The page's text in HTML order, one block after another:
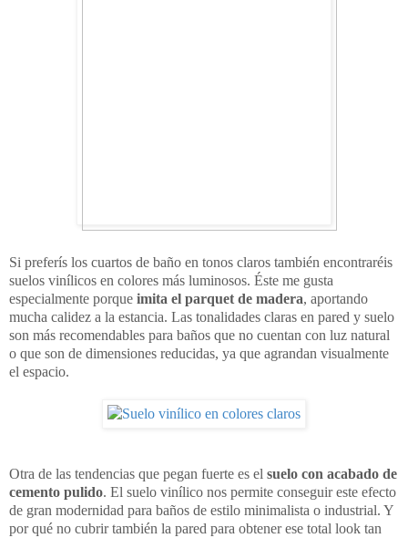
Si preferís los cuartos de baño en tonos claros también encontraréis
suelos vinílicos en colores más luminosos. Éste me gusta
especialmente porque imita el parquet de madera, aportando
mucha calidez a la estancia. Las tonalidades claras en pared y suelo
son más recomendables para baños que no cuentan con luz natural
o que son de dimensiones reducidas, ya que agrandan visualmente
el espacio.
Otra de las tendencias que pegan fuerte es el suelo con acabado de
cemento pulido. El suelo vinílico nos permite conseguir este efecto
de gran modernidad para baños de estilo minimalista o industrial. Y
por qué no cubrir también la pared para obtener ese total look tan